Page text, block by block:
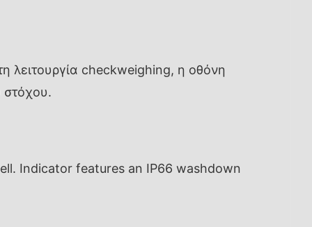
λειτουργία checkweighing, η οθόνη
στόχου.
Indicator features an IP66 washdown